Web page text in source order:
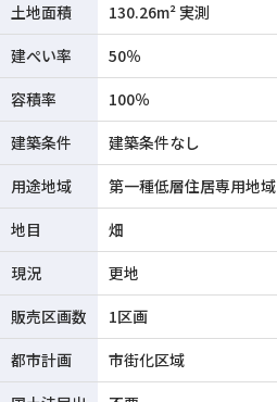
土地面積
130.26m² 実測
建ぺい率
50％
容積率
100％
建築条件
建築条件なし
用途地域
第一種低層住居専用地域
地目
畑
現況
更地
販売区画数
1区画
都市計画
市街化区域